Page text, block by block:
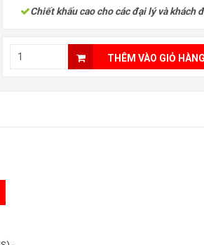
Chiết khấu cao cho các đại lý và khách
THÊM VÀO GIỎ HÀNG